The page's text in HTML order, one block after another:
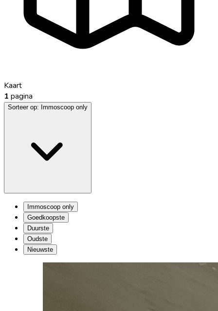
Kaart
1 pagina
Sorteer op: Immoscoop only
Immoscoop only
Goedkoopste
Duurste
Oudste
Nieuwste